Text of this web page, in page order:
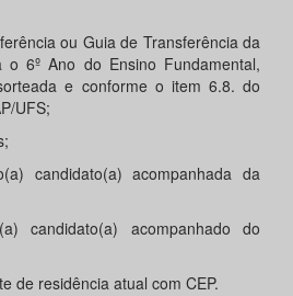
ou Guia de Transferência da
6º Ano do Ensino Fundamental,
e conforme o item 6.8. do
UFS;
candidato(a) acompanhada da
candidato(a) acompanhado do
de residência atual com CEP.